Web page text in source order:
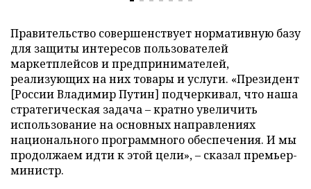
Правительство совершенствует нормативную базу
для защиты интересов пользователей
маркетплейсов и предпринимателей,
реализующих на них товары и услуги. «Президент
[России Владимир Путин] подчеркивал, что наша
стратегическая задача – кратно увеличить
использование на основных направлениях
национального программного обеспечения. И мы
продолжаем идти к этой цели», – сказал премьер-
министр.